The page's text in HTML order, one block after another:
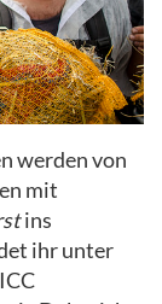
werden von
mit
ins
ihr unter